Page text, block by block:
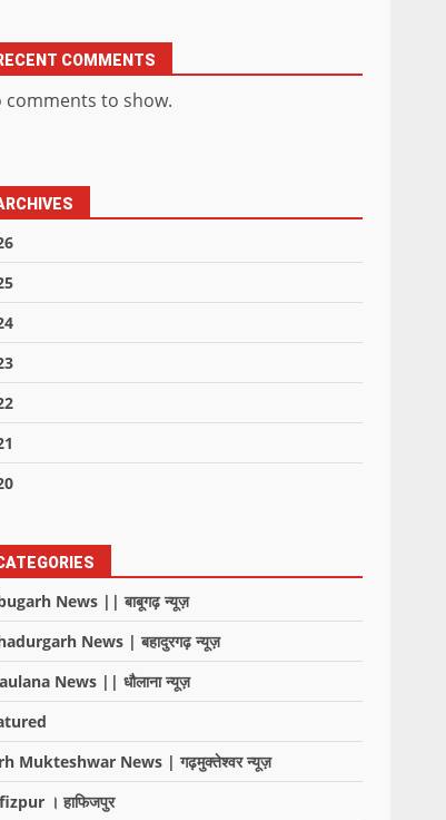
COMMENTS
comments to show.
News || बाबूगढ़ न्यूज़
News | बहादुरगढ़ न्यूज़
News || धौलाना न्यूज़
Mukteshwar News | गढ़मुक्तेश्वर न्यूज़
। हाफिजपुर